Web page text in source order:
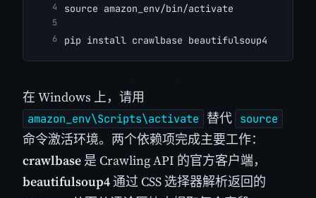
source amazon_env/bin/activate
pip install crawlbase beautifulsoup4
在 Windows 上，请用
amazon_env\Scripts\activate 替代 source
命令激活环境。两个依赖项完成主要工作：
crawlbase 是 Crawling API 的官方客户端，
beautifulsoup4通过 CSS 选择器解析返回的